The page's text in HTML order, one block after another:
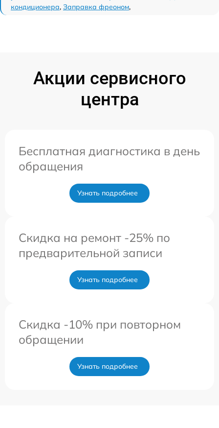
кондиционера, Заправка фреоном,
Акции сервисного
центра
Бесплатная диагностика в день
обращения
Узнать подробнее
Скидка на ремонт -25% по
предварительной записи
Узнать подробнее
Скидка -10% при повторном
обращении
Узнать подробнее